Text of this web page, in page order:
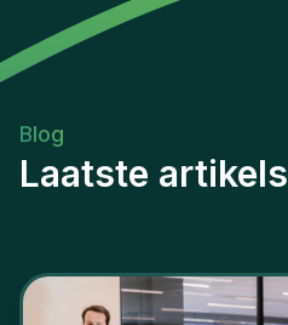
Blog
Laatste artikels